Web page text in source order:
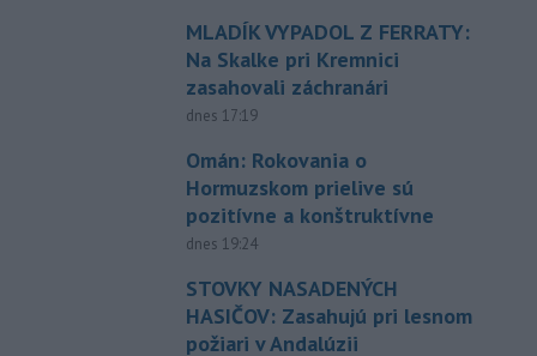
MLADÍK VYPADOL Z FERRATY:
Na Skalke pri Kremnici
zasahovali záchranári
dnes 17:19
Omán: Rokovania o
Hormuzskom prielive sú
pozitívne a konštruktívne
dnes 19:24
STOVKY NASADENÝCH
HASIČOV: Zasahujú pri lesnom
požiari v Andalúzii